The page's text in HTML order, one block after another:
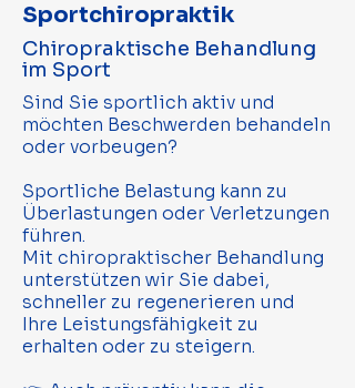
Sportchiropraktik
Chiropraktische Behandlung
im Sport
Sind Sie sportlich aktiv und
möchten Beschwerden behandeln
oder vorbeugen?
Sportliche Belastung kann zu
Überlastungen oder Verletzungen
führen.
Mit chiropraktischer Behandlung
unterstützen wir Sie dabei,
schneller zu regenerieren und
Ihre Leistungsfähigkeit zu
erhalten oder zu steigern.